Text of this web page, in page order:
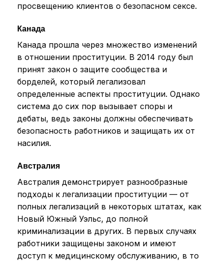
просвещению клиентов о безопасном сексе.
Канада
Канада прошла через множество изменений
в отношении проституции. В 2014 году был
принят закон о защите сообщества и
борделей, который легализовал
определенные аспекты проституции. Однако
система до сих пор вызывает споры и
дебаты, ведь законы должны обеспечивать
безопасность работников и защищать их от
насилия.
Австралия
Австралия демонстрирует разнообразные
подходы к легализации проституции — от
полных легализаций в некоторых штатах, как
Новый Южный Уэльс, до полной
криминализации в других. В первых случаях
работники защищены законом и имеют
доступ к медицинскому обслуживанию, в то